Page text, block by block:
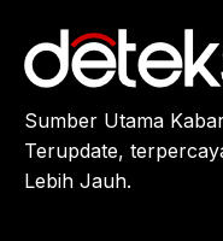
Sumber Utama
Terupdate,
Lebih Jauh.